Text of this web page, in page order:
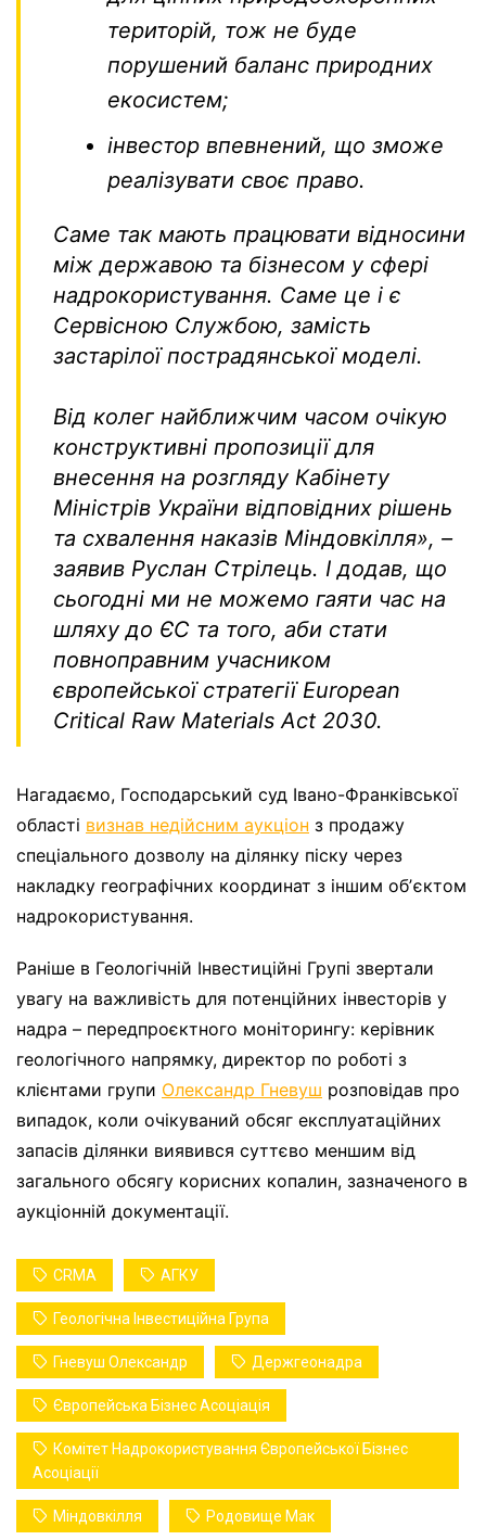
територій, тож не буде
порушений баланс природних
екосистем;
інвестор впевнений, що зможе
реалізувати своє право.
Саме так мають працювати відносини
між державою та бізнесом у сфері
надрокористування. Саме це і є
Сервісною Службою, замість
застарілої пострадянської моделі.
Від колег найближчим часом очікую
конструктивні пропозиції для
внесення на розгляду Кабінету
Міністрів України відповідних рішень
та схвалення наказів Міндовкілля», –
заявив Руслан Стрілець. І додав, що
сьогодні ми не можемо гаяти час на
шляху до ЄС та того, аби стати
повноправним учасником
європейської стратегії European
Critical Raw Materials Act 2030.
Нагадаємо, Господарський суд Івано-Франківської
області визнав недійсним аукціон з продажу
спеціального дозволу на ділянку піску через
накладку географічних координат з іншим обʼєктом
надрокористування.
Раніше в Геологічній Інвестиційні Групі звертали
увагу на важливість для потенційних інвесторів у
надра – передпроєктного моніторингу: керівник
геологічного напрямку, директор по роботі з
клієнтами групи Олександр Гневуш розповідав про
випадок, коли очікуваний обсяг експлуатаційних
запасів ділянки виявився суттєво меншим від
загального обсягу корисних копалин, зазначеного в
аукціонній документації.
CRMA АГКУ
Геологічна Інвестиційна Група
Гневуш Олександр Держгеонадра
Європейська Бізнес Асоціація
Комітет Надрокористування Європейської Бізнес
Асоціації
Міндовкілля Родовище Мак